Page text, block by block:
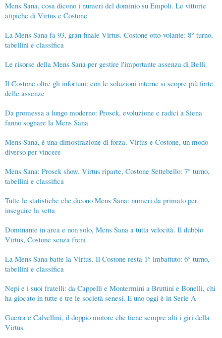
Mens Sana, cosa dicono i numeri del dominio su Empoli. Le vittorie
atipiche di Virtus e Costone
La Mens Sana fa 93, gran finale Virtus. Costone otto-volante: 8° turno,
tabellini e classifica
Le risorse della Mens Sana per gestire l'importante assenza di Belli
Il Costone oltre gli infortuni: con le soluzioni interne si scopre più forte
delle assenze
Da promessa a lungo moderno: Prosek, evoluzione e radici a Siena
fanno sognare la Mens Sana
Mens Sana, è una dimostrazione di forza. Virtus e Costone, un modo
diverso per vincere
Mens Sana: Prosek show. Virtus riparte, Costone Settebello: 7° turno,
tabellini e classifica
Tutte le statistiche che dicono Mens Sana: numeri da primato per
inseguire la vetta
Dominante in area e non solo, Mens Sana a tutta velocità. Il dubbio
Virtus, Costone senza freni
La Mens Sana batte la Virtus. Il Costone resta 1° imbattuto: 6° turno,
tabellini e classifica
Nepi e i suoi fratelli: da Cappelli e Montermini a Bruttini e Bonelli, chi
ha giocato in tutte e tre le società senesi. E uno oggi è in Serie A
Guerra e Calvellini, il doppio motore che tiene sempre alti i giri della
Virtus